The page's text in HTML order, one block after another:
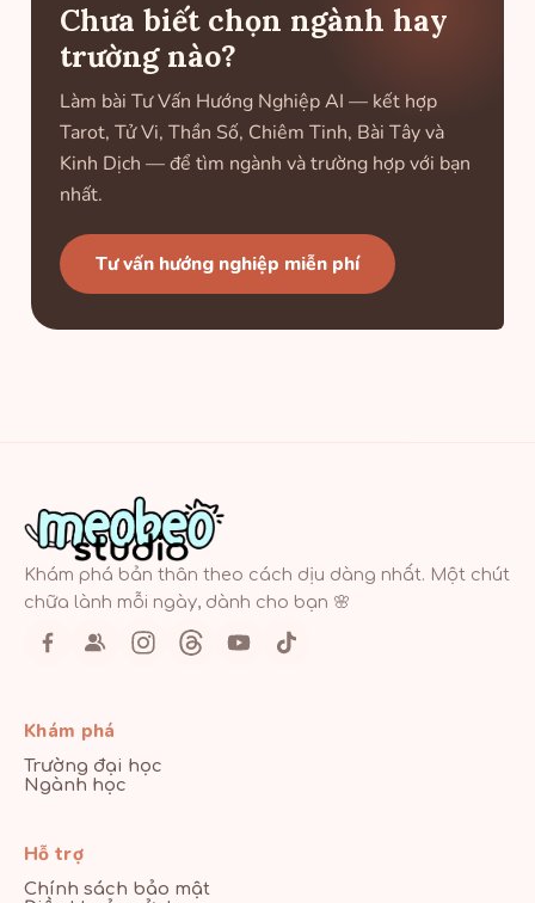
Chưa biết chọn ngành hay
trường nào?
Làm bài Tư Vấn Hướng Nghiệp AI — kết hợp
Tarot, Tử Vi, Thần Số, Chiêm Tinh, Bài Tây và
Kinh Dịch — để tìm ngành và trường hợp với bạn
nhất.
Tư vấn hướng nghiệp miễn phí
Khám phá bản thân theo cách dịu dàng nhất. Một chút
chữa lành mỗi ngày, dành cho bạn 🌸
Khám phá
Trường đại học
Ngành học
Hỗ trợ
Chính sách bảo mật